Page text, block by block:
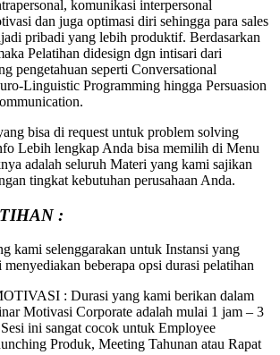
komunikasi interpersonal
dan juga optimasi diri sehingga para sales
pribadi yang lebih produktif. Berdasarkan
Pelatihan didesign dgn intisari dari
pengetahuan seperti Conversational
Linguistic Programming hingga Persuasion
bisa di request untuk problem solving
Lebih lengkap Anda bisa memilih di Menu
adalah seluruh Materi yang kami sajikan
tingkat kebutuhan perusahaan Anda.
:
kami selenggarakan untuk Instansi yang
beberapa opsi durasi pelatihan
: Durasi yang kami berikan dalam
Motivasi Corporate adalah mulai 1 jam – 3
ini sangat cocok untuk Employee
Produk, Meeting Tahunan atau Rapat